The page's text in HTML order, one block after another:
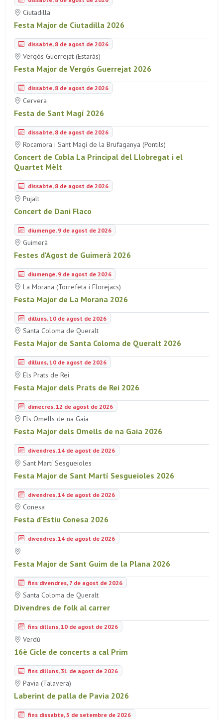
Ciutadilla
Festa Major de Ciutadilla 2026
dissabte, 8 de agost de 2026
Vergós Guerrejat (Estaràs)
Festa Major de Vergós Guerrejat 2026
dissabte, 8 de agost de 2026
Cervera
Festa de Sant Magí 2026
dissabte, 8 de agost de 2026
Rocamora i Sant Magí de la Brufaganya (Pontils)
Concert de Cobla La Principal del Llobregat i el
Quartet Mèlt
dissabte, 8 de agost de 2026
Pujalt
Concert de Dani Flaco
diumenge, 9 de agost de 2026
Guimerà
Festes d'Agost de Guimerà 2026
diumenge, 9 de agost de 2026
La Morana (Torrefeta i Florejacs)
Festa Major de La Morana 2026
dilluns, 10 de agost de 2026
Santa Coloma de Queralt
Festa Major de Santa Coloma de Queralt 2026
dilluns, 10 de agost de 2026
Els Prats de Rei
Festa Major dels Prats de Rei 2026
dimecres, 12 de agost de 2026
Els Omells de na Gaia
Festa Major dels Omells de na Gaia 2026
divendres, 14 de agost de 2026
Sant Martí Sesgueioles
Festa Major de Sant Martí Sesgueioles 2026
divendres, 14 de agost de 2026
Conesa
Festa d'Estiu Conesa 2026
divendres, 14 de agost de 2026
Festa Major de Sant Guim de la Plana 2026
fins divendres, 7 de agost de 2026
Santa Coloma de Queralt
Divendres de folk al carrer
fins dilluns, 10 de agost de 2026
Verdú
16è Cicle de concerts a cal Prim
fins dilluns, 31 de agost de 2026
Pavia (Talavera)
Laberint de palla de Pavia 2026
fins dissabte, 5 de setembre de 2026